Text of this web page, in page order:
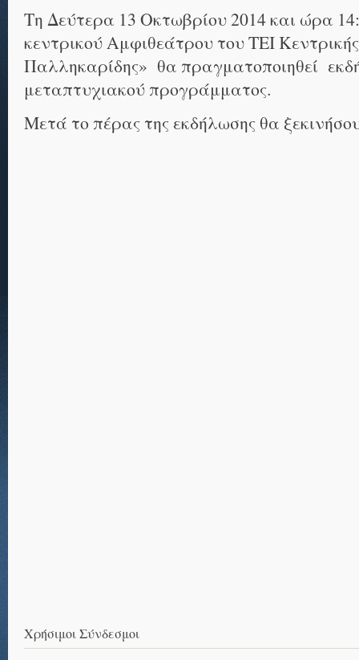
Τη Δεύτερα 13 Οκτωβρίου 2014 και ώρα
κεντρικού Αμφιθεάτρου του ΤΕΙ
Παλληκαρίδης» θα πραγματοποιηθεί
μεταπτυχιακού προγράμματος.
Μετά το πέρας της εκδήλωσης θα
Χρήσιμοι Σύνδεσμοι